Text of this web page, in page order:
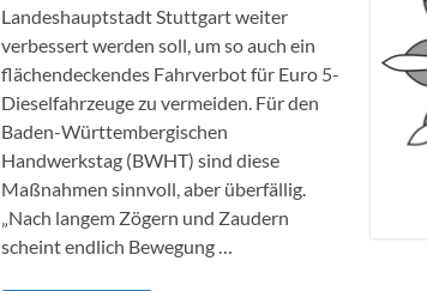
Landeshauptstadt Stuttgart weiter
verbessert werden soll, um so auch ein
flächendeckendes Fahrverbot für Euro 5-
Dieselfahrzeuge zu vermeiden. Für den
Baden-Württembergischen
Handwerkstag (BWHT) sind diese
Maßnahmen sinnvoll, aber überfällig.
„Nach langem Zögern und Zaudern
scheint endlich Bewegung …